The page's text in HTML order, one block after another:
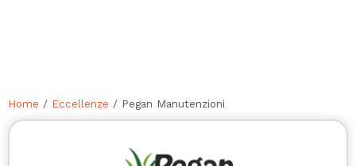
Home / Eccellenze / Pegan Manutenzioni